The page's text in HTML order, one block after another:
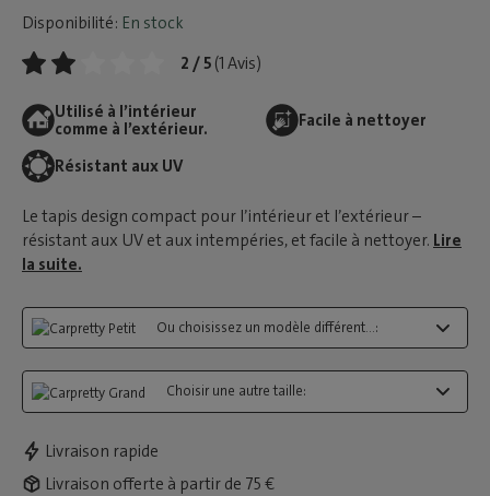
Disponibilité: En stock
2 / 5 (1 Avis)
Utilisé à l’intérieur
comme à l’extérieur.
Facile à nettoyer
Résistant aux UV
Le tapis design compact pour l’intérieur et l’extérieur –
résistant aux UV et aux intempéries, et facile à nettoyer. Lire
la suite.
Ou choisissez un modèle différent...:
Choisir une autre taille:
Livraison rapide
Livraison offerte à partir de 75 €